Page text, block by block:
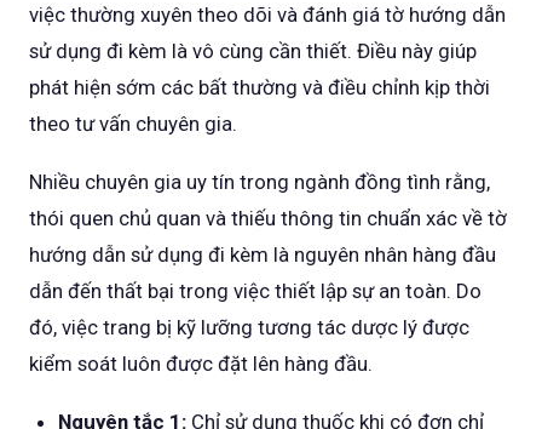
việc thường xuyên theo dõi và đánh giá tờ hướng dẫn
sử dụng đi kèm là vô cùng cần thiết. Điều này giúp
phát hiện sớm các bất thường và điều chỉnh kịp thời
theo tư vấn chuyên gia.
Nhiều chuyên gia uy tín trong ngành đồng tình rằng,
thói quen chủ quan và thiếu thông tin chuẩn xác về tờ
hướng dẫn sử dụng đi kèm là nguyên nhân hàng đầu
dẫn đến thất bại trong việc thiết lập sự an toàn. Do
đó, việc trang bị kỹ lưỡng tương tác dược lý được
kiểm soát luôn được đặt lên hàng đầu.
Nguyên tắc 1: Chỉ sử dụng thuốc khi có đơn chỉ